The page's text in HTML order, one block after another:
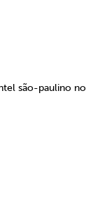
são-paulino no